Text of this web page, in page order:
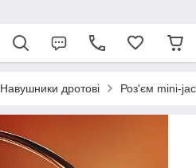
Навушники дротові Роз'єм mini-